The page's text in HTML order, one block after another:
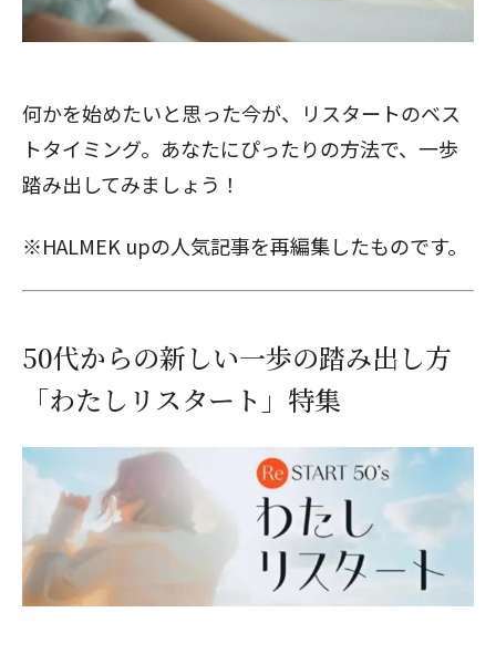
何かを始めたいと思った今が、リスタートのベス
トタイミング。あなたにぴったりの方法で、一歩
踏み出してみましょう！
※HALMEK upの人気記事を再編集したものです。
50代からの新しい一歩の踏み出し方
「わたしリスタート」特集